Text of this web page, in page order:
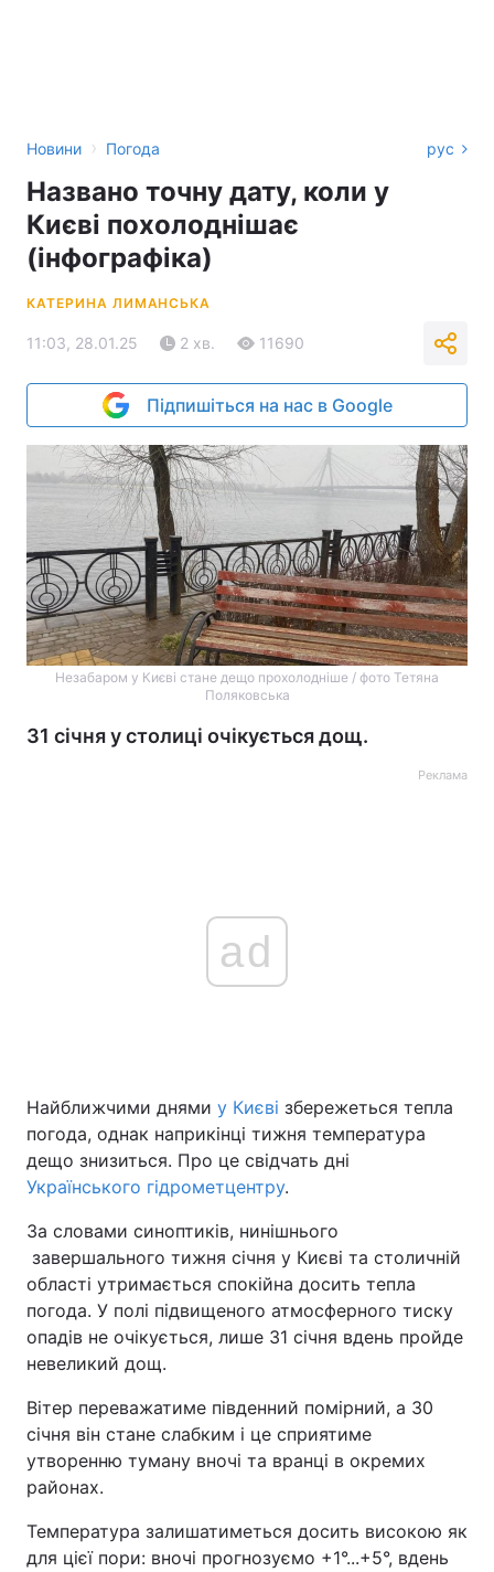
Новини › Погода рус
Названо точну дату, коли у
Києві похолоднішає
(інфографіка)
КАТЕРИНА ЛИМАНСЬКА
11:03, 28.01.25 2 хв. 11690
Підпишіться на нас в Google
Незабаром у Києві стане дещо прохолодніше / фото Тетяна
Поляковська
31 січня у столиці очікується дощ.
Реклама
ad
Найближчими днями у Києві збережеться тепла
погода, однак наприкінці тижня температура
дещо знизиться. Про це свідчать дні
Українського гідрометцентру.
За словами синоптиків, нинішнього
завершального тижня січня у Києві та столичній
області утримається спокійна досить тепла
погода. У полі підвищеного атмосферного тиску
опадів не очікується, лише 31 січня вдень пройде
невеликий дощ.
Вітер переважатиме південний помірний, а 30
січня він стане слабким і це сприятиме
утворенню туману вночі та вранці в окремих
районах.
Температура залишатиметься досить високою як
для цієї пори: вночі прогнозуємо +1°...+5°, вдень